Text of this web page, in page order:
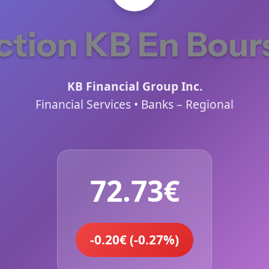
KB En
KB Financial Group Inc.
Financial Services • Banks – Regional
72.73€
-0.20€ (-0.27%)